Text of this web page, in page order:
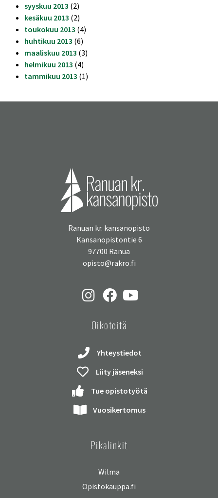
syyskuu 2013 (2)
kesäkuu 2013 (2)
toukokuu 2013 (4)
huhtikuu 2013 (6)
maaliskuu 2013 (3)
helmikuu 2013 (4)
tammikuu 2013 (1)
Ranuan kr. kansanopisto
Kansanopistontie 6
97700 Ranua
opisto@rakro.fi
Oikoteitä
Yhteystiedot
Liity jäseneksi
Tue opistotyötä
Vuosikertomus
Pikalinkit
Wilma
Opistokauppa.fi